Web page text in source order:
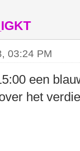
03:24 PM
een
het